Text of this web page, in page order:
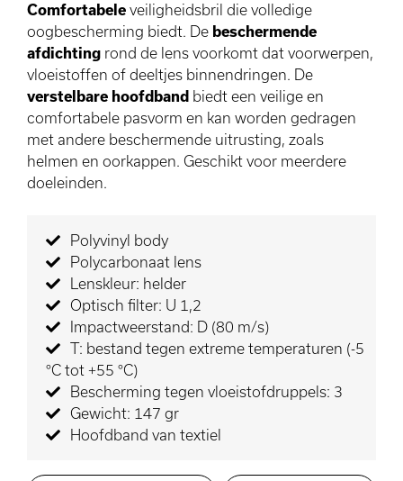
Comfortabele veiligheidsbril die volledige
oogbescherming biedt. De beschermende
afdichting rond de lens voorkomt dat voorwerpen,
vloeistoffen of deeltjes binnendringen. De
verstelbare hoofdband biedt een veilige en
comfortabele pasvorm en kan worden gedragen
met andere beschermende uitrusting, zoals
helmen en oorkappen. Geschikt voor meerdere
doeleinden.
Polyvinyl body
Polycarbonaat lens
Lenskleur: helder
Optisch filter: U 1,2
Impactweerstand: D (80 m/s)
T: bestand tegen extreme temperaturen (-5
°C tot +55 °C)
Bescherming tegen vloeistofdruppels: 3
Gewicht: 147 gr
Hoofdband van textiel